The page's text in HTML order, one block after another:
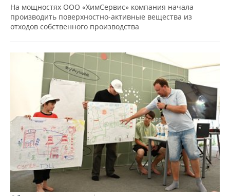
На мощностях ООО «ХимСервис» компания начала
производить поверхностно-активные вещества из
отходов собственного производства